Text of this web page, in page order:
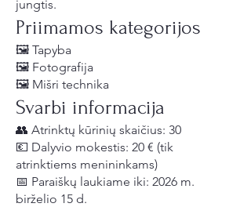
jungtis.
Priimamos kategorijos
🖼 Tapyba
🖼 Fotografija
🖼 Mišri technika
Svarbi informacija
👥 Atrinktų kūrinių skaičius: 30
💶 Dalyvio mokestis: 20 € (tik
atrinktiems menininkams)
📅 Paraiškų laukiame iki: 2026 m.
birželio 15 d.